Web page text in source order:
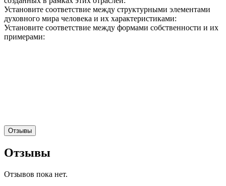
Установите соответствие между структурными элементами
духовного мира человека и их характеристиками:
Установите соответствие между формами собственности и их
примерами:
Отзывы
Отзывы
Отзывов пока нет.